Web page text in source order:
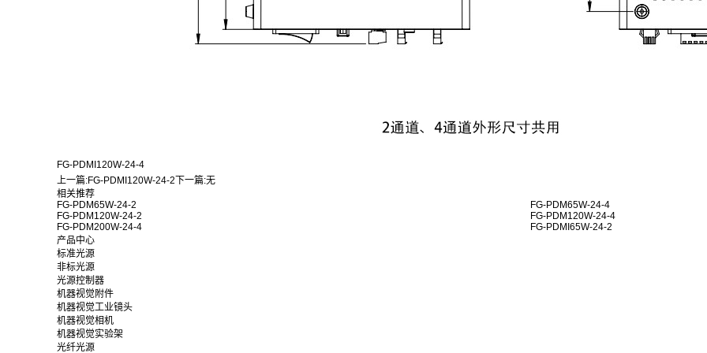
FG-PDMI120W-24-4
上一篇:FG-PDMI120W-24-2下一篇:无
相关推荐
FG-PDM65W-24-2
FG-PDM65W-24-4
FG-PDM120W-24-2
FG-PDM120W-24-4
FG-PDM200W-24-4
FG-PDMI65W-24-2
产品中心
标准光源
非标光源
光源控制器
机器视觉附件
机器视觉工业镜头
机器视觉相机
机器视觉实验架
光纤光源